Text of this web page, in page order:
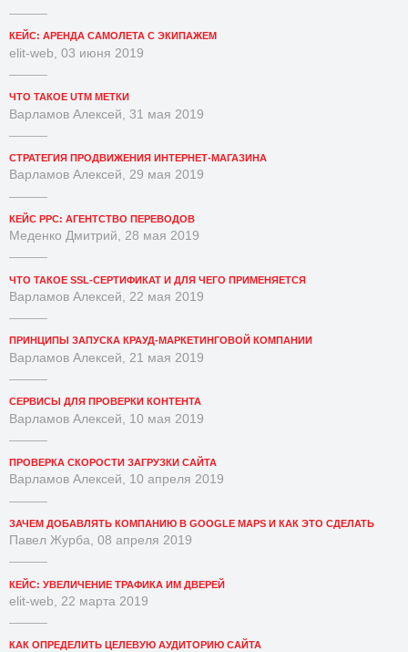
КЕЙС: АРЕНДА САМОЛЕТА С ЭКИПАЖЕМ
elit-web, 03 июня 2019
ЧТО ТАКОЕ UTM МЕТКИ
Варламов Алексей, 31 мая 2019
СТРАТЕГИЯ ПРОДВИЖЕНИЯ ИНТЕРНЕТ-МАГАЗИНА
Варламов Алексей, 29 мая 2019
КЕЙС PPC: АГЕНТСТВО ПЕРЕВОДОВ
Меденко Дмитрий, 28 мая 2019
ЧТО ТАКОЕ SSL-СЕРТИФИКАТ И ДЛЯ ЧЕГО ПРИМЕНЯЕТСЯ
Варламов Алексей, 22 мая 2019
ПРИНЦИПЫ ЗАПУСКА КРАУД-МАРКЕТИНГОВОЙ КОМПАНИИ
Варламов Алексей, 21 мая 2019
СЕРВИСЫ ДЛЯ ПРОВЕРКИ КОНТЕНТА
Варламов Алексей, 10 мая 2019
ПРОВЕРКА СКОРОСТИ ЗАГРУЗКИ САЙТА
Варламов Алексей, 10 апреля 2019
ЗАЧЕМ ДОБАВЛЯТЬ КОМПАНИЮ В GOOGLE MAPS И КАК ЭТО СДЕЛАТЬ
Павел Журба, 08 апреля 2019
КЕЙС: УВЕЛИЧЕНИЕ ТРАФИКА ИМ ДВЕРЕЙ
elit-web, 22 марта 2019
КАК ОПРЕДЕЛИТЬ ЦЕЛЕВУЮ АУДИТОРИЮ САЙТА